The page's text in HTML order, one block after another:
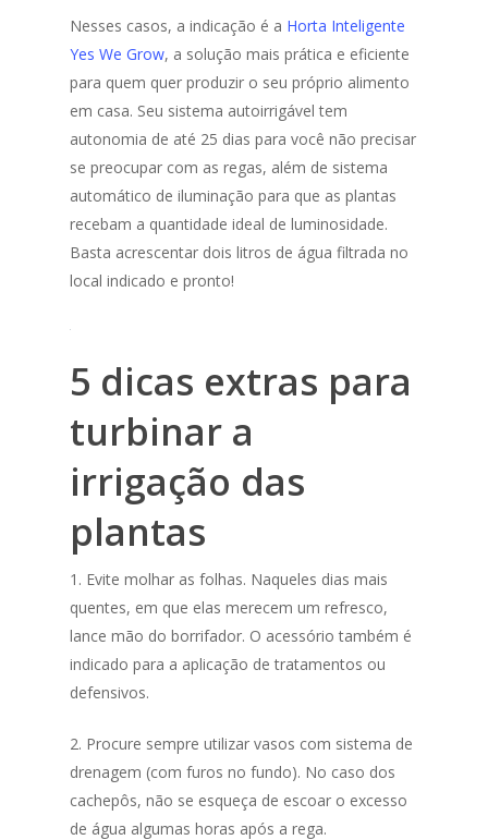
Nesses casos, a indicação é a Horta Inteligente
Yes We Grow, a solução mais prática e eficiente
para quem quer produzir o seu próprio alimento
em casa. Seu sistema autoirrigável tem
autonomia de até 25 dias para você não precisar
se preocupar com as regas, além de sistema
automático de iluminação para que as plantas
recebam a quantidade ideal de luminosidade.
Basta acrescentar dois litros de água filtrada no
local indicado e pronto!
5 dicas extras para
turbinar a
irrigação das
plantas
1. Evite molhar as folhas. Naqueles dias mais
quentes, em que elas merecem um refresco,
lance mão do borrifador. O acessório também é
indicado para a aplicação de tratamentos ou
defensivos.
2. Procure sempre utilizar vasos com sistema de
drenagem (com furos no fundo). No caso dos
cachepôs, não se esqueça de escoar o excesso
de água algumas horas após a rega.